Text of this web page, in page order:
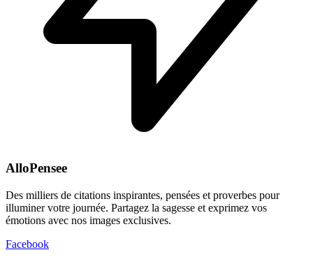
AlloPensee
Des milliers de citations inspirantes, pensées et proverbes pour
illuminer votre journée. Partagez la sagesse et exprimez vos
émotions avec nos images exclusives.
Facebook